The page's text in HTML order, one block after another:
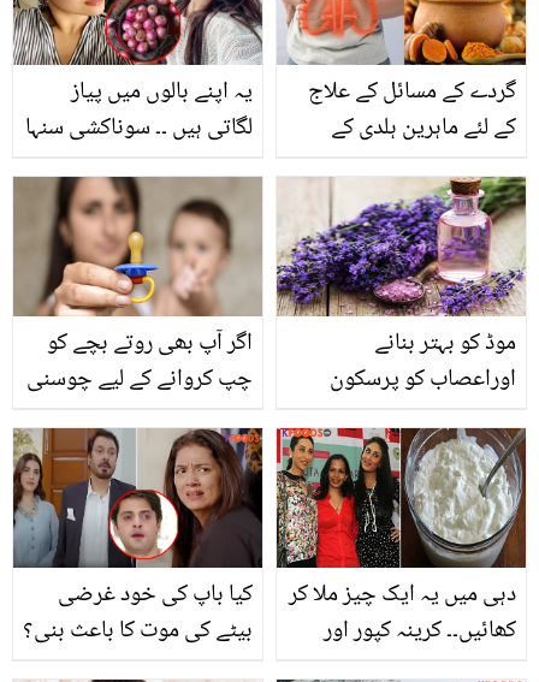
یہ اپنے بالوں میں پیاز
لگاتی ہیں ۔۔ سوناکشی سنہا
بالوں کا وہ سستا راز، جو
گھر بیٹھے ہر عورت آزما
سکتی ہے
گردے کے مسائل کے علاج
کے لئے ماہرین ہلدی کے
دیتے ہیں؟ جانئیے اس کے
حیرت انگیز فوائد اور
طریقہ استعمال
اگر آپ بھی روتے بچے کو
چپ کروانے کے لیے چوسنی
ٹہریں، کیا آپ چوسنی کے
بارے میں یہ سب جانتے
ہیں؟
موڈ کو بہتر بنانے
اوراعصاب کو پرسکون
یہ حسن کے ساتھ ساتھ
صحت کے کن مسائل کو حل
کرنے میں مددگار ثابت
ہوسکتی ہے؟
کیا باپ کی خود غرضی
بیٹے کی موت کا باعث بنی؟
دہی میں یہ ایک چیز ملا کر
کھائیں۔۔ کرینہ کپور اور